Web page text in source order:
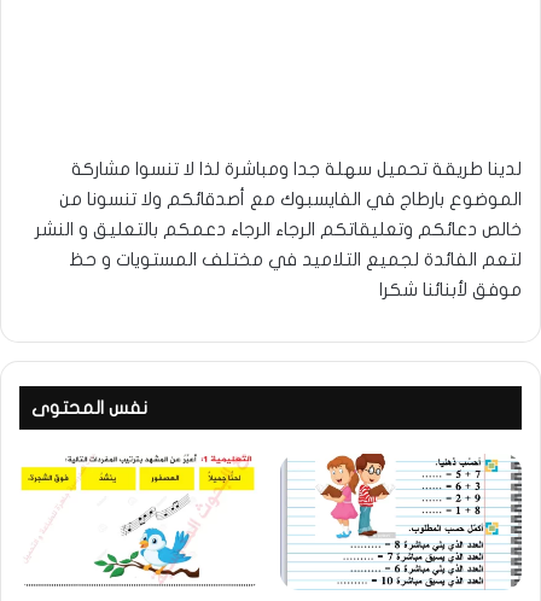
لدينا طريقة تحميل سهلة جدا ومباشرة لذا لا تنسوا مشاركة
الموضوع بارطاج في الفايسبوك مع أصدقائكم ولا تنسونا من
خالص دعائكم وتعليقاتكم الرجاء الرجاء دعمكم بالتعليق و النشر
لتعم الفائدة لجميع التلاميد في مختلف المستويات و حظ
موفق لأبنائنا شكرا
نفس المحتوى